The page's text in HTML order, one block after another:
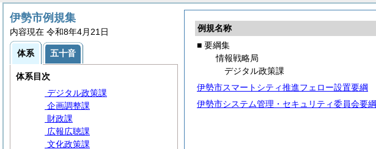
例規名称
■ 要綱集
情報戦略局
デジタル政策課
伊勢市スマートシティ推進フェロー設置要綱
伊勢市システム管理・セキュリティ委員会要綱
伊勢市例規集
内容現在 令和8年4月21日
体系 五十音
体系目次
第13編 その他
要綱集
検査室
総務部
危機管理部
情報戦略局
秘書課
デジタル政策課
企画調整課
財政課
広報広聴課
文化政策課